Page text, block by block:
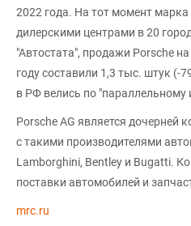
2022 года. На тот момент
дилерскими центрами в 20
"Автостата", продажи Porsche
году составили 1,3 тыс. штук (-
в РФ велись по "параллельному
Porsche AG является дочерней
с такими производителями
Lamborghini, Bentley и Bugatti.
поставки автомобилей и
mrc.ru